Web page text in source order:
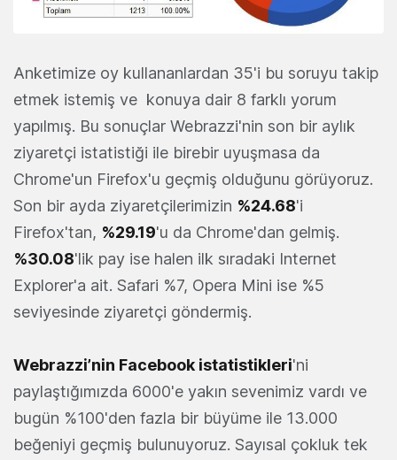
Anketimize oy kullananlardan 35'i bu soruyu takip
etmek istemiş ve konuya dair 8 farklı yorum
yapılmış. Bu sonuçlar Webrazzi'nin son bir aylık
ziyaretçi istatistiği ile birebir uyuşmasa da
Chrome'un Firefox'u geçmiş olduğunu görüyoruz.
Son bir ayda ziyaretçilerimizin %24.68'i
Firefox'tan, %29.19'u da Chrome'dan gelmiş.
%30.08'lik pay ise halen ilk sıradaki Internet
Explorer'a ait. Safari %7, Opera Mini ise %5
seviyesinde ziyaretçi göndermiş.
Webrazzi’nin Facebook istatistikleri'ni
paylaştığımızda 6000'e yakın sevenimiz vardı ve
bugün %100'den fazla bir büyüme ile 13.000
beğeniyi geçmiş bulunuyoruz. Sayısal çokluk tek